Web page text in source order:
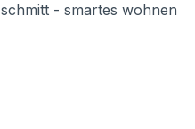
schmitt - smartes wohnen